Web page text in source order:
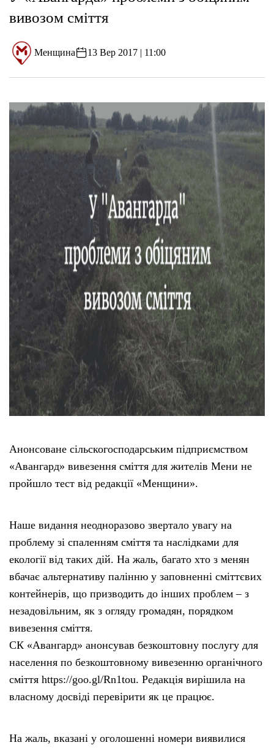
вивозом сміття
Менщина 13 Вер 2017 | 11:00
Анонсоване сільскогосподарським підприємством
«Авангард» вивезення сміття для жителів Мени не
пройшло тест від редакції «Менщини».
Наше видання неодноразово звертало увагу на
проблему зі спаленням сміття та наслідками для
екології від таких дій. На жаль, багато хто з менян
вбачає альтернативу палінню у заповненні сміттєвих
контейнерів, що призводить до інших проблем – з
незадовільним, як з огляду громадян, порядком
вивезення сміття.
СК «Авангард» анонсував безкоштовну послугу для
населення по безкоштовному вивезенню органічного
сміття https://goo.gl/Rn1tou. Редакція вирішила на
власному досвіді перевірити як це працює.
На жаль, вказані у оголошенні номери виявилися